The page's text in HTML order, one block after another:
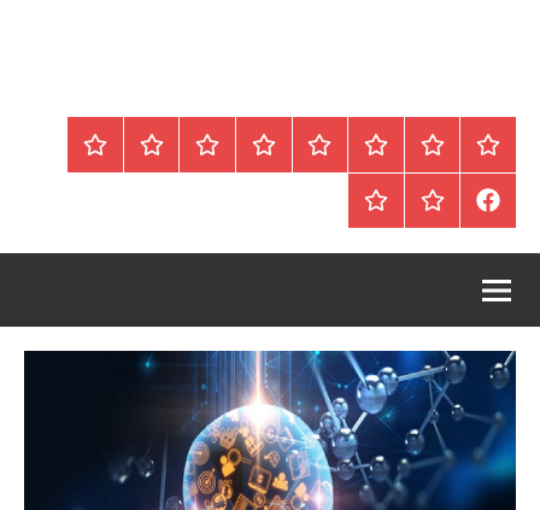
الرئيسيةالمواضيعوظائف
محلية
/
دولية
عقارات Blog
من
اتصل
سياسة
FaceBookعقارات
للبيع
أرشيف
موقع